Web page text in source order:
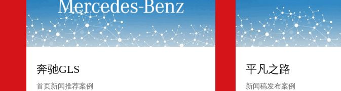
奔驰GLS
首页新闻推荐案例
平凡之路
新闻稿发布案例